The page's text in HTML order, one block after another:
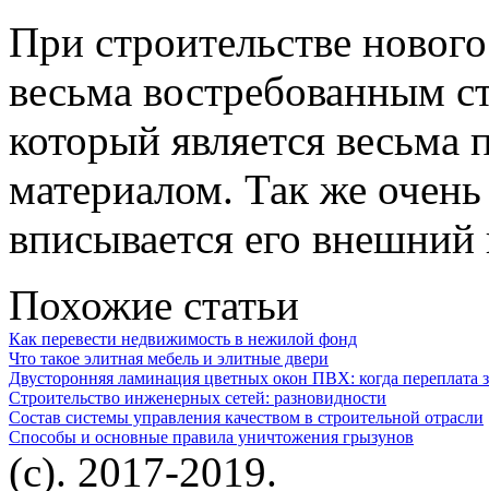
При строительстве
весьма востребованным
который является
материалом. Так же
вписывается его внешний
Похожие статьи
Как перевести недвижимость в нежилой фонд
Что такое элитная мебель и элитные двери
Двусторонняя ламинация цветных окон ПВХ: когда переплата
Строительство инженерных сетей: разновидности
Состав системы управления качеством в строительной отрасли
Способы и основные правила уничтожения грызунов
(c). 2017-2019.